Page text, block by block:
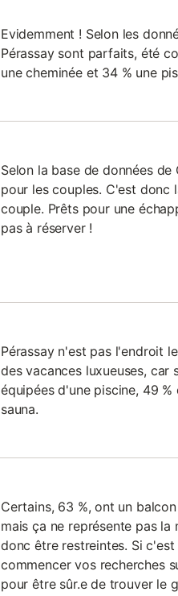
Evidemment ! Selon les
Pérassay sont parfaits, été
une cheminée et 34 % une
Selon la base de données
pour les couples. C'est donc
couple. Prêts pour une
pas à réserver !
Pérassay n'est pas l'endroit
des vacances luxueuses, car
équipées d'une piscine, 49
sauna.
Certains, 63 %, ont un
mais ça ne représente pas
donc être restreintes. Si
commencer vos recherches
pour être sûr.e de trouver le